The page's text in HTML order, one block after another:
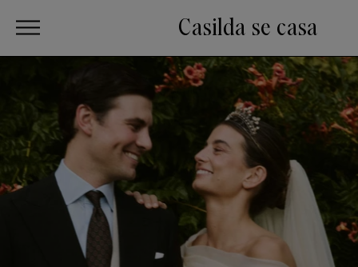
Casilda se casa